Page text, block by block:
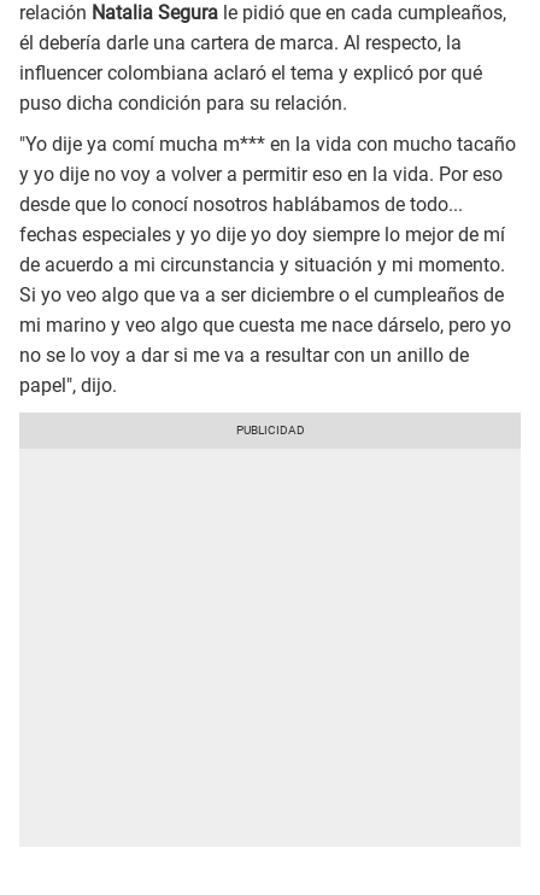
relación Natalia Segura le pidió que en cada cumpleaños,
él debería darle una cartera de marca. Al respecto, la
influencer colombiana aclaró el tema y explicó por qué
puso dicha condición para su relación.
"Yo dije ya comí mucha m*** en la vida con mucho tacaño
y yo dije no voy a volver a permitir eso en la vida. Por eso
desde que lo conocí nosotros hablábamos de todo...
fechas especiales y yo dije yo doy siempre lo mejor de mí
de acuerdo a mi circunstancia y situación y mi momento.
Si yo veo algo que va a ser diciembre o el cumpleaños de
mi marino y veo algo que cuesta me nace dárselo, pero yo
no se lo voy a dar si me va a resultar con un anillo de
papel", dijo.